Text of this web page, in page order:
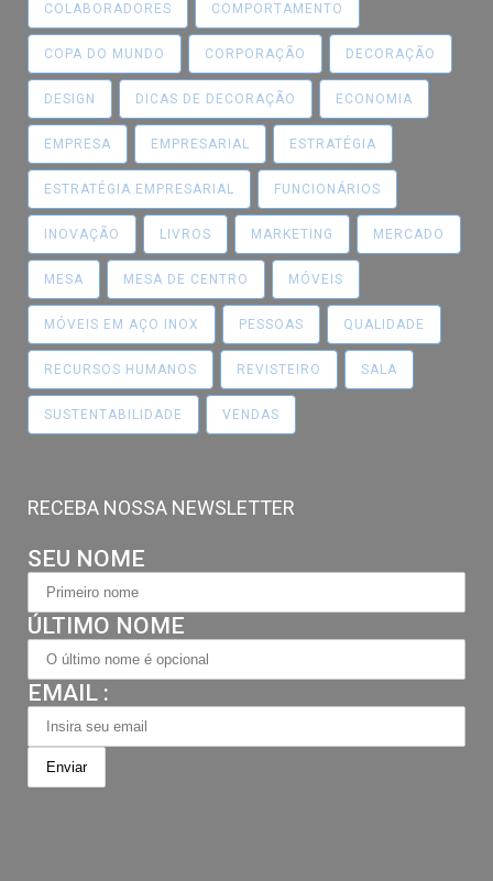
COLABORADORES COMPORTAMENTO
COPA DO MUNDO CORPORAÇÃO DECORAÇÃO
DESIGN DICAS DE DECORAÇÃO ECONOMIA
EMPRESA EMPRESARIAL ESTRATÉGIA
ESTRATÉGIA EMPRESARIAL FUNCIONÁRIOS
INOVAÇÃO LIVROS MARKETING MERCADO
MESA MESA DE CENTRO MÓVEIS
MÓVEIS EM AÇO INOX PESSOAS QUALIDADE
RECURSOS HUMANOS REVISTEIRO SALA
SUSTENTABILIDADE VENDAS
RECEBA NOSSA NEWSLETTER
SEU NOME
ÚLTIMO NOME
EMAIL :